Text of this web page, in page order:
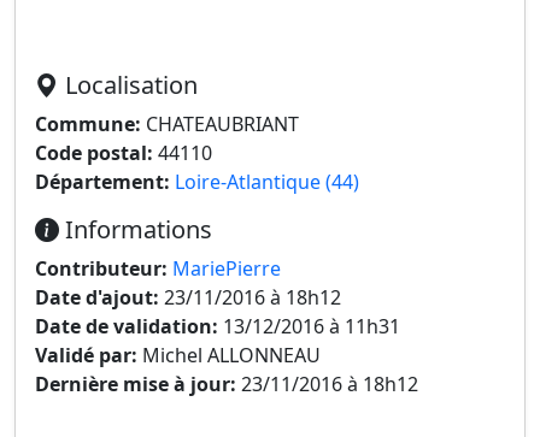
Localisation
Commune: CHATEAUBRIANT
Code postal: 44110
Département: Loire-Atlantique (44)
Informations
Contributeur: MariePierre
Date d'ajout: 23/11/2016 à 18h12
Date de validation: 13/12/2016 à 11h31
Validé par: Michel ALLONNEAU
Dernière mise à jour: 23/11/2016 à 18h12